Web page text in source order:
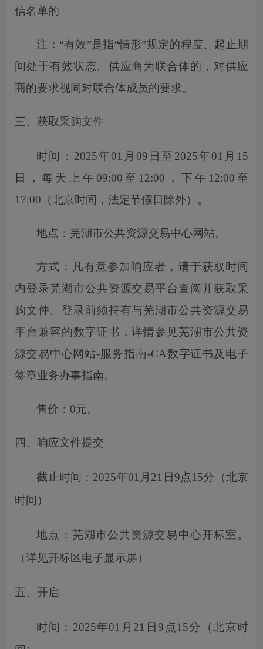
信名单的
注： “有效”是指“情形”规定的程度、起止期
间处于有效状态。供应商为联合体的，对供应
商的要求视同对联合体成员的要求。
三、获取采购文件
时间： 2025年01月09日至2025年01月15
日
，每天上午 09:00至12:00，下午12:00至
17:00（北京时间，法定节假日除外）。
地点：芜湖市公共资源交易中心网站。
方式：凡有意参加响应者，请于获取时间
内登录芜湖市公共资源交易平台查阅并获取采
购文件。登录前须持有与芜湖市公共资源交易
平台兼容的数字证书，详情参见芜湖市公共资
源交易中心网站-服务指南-CA数字证书及电子
签章业务办事指南。
售价：0元。
四、响应文件提交
截止时间： 2025年01月21日9点15分 （北京
时间）
地点： 芜湖市公共资源交易中心开标室。
（详见开标区电子显示屏）
五、开启
时间： 2025年01月21日9点15分
（北京时